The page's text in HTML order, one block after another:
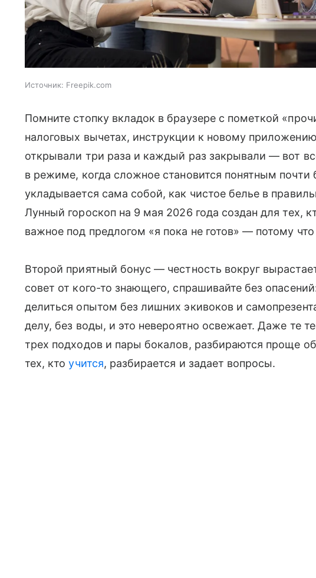
Источник: Freepik.com
Помните стопку вкладок в браузере с пометкой
налоговых вычетах, инструкции к новому
открывали три раза и каждый раз закрывали — вот
в режиме, когда сложное становится понятным почти
укладывается сама собой, как чистое белье в
Лунный гороскоп на 9 мая 2026 года создан для тех,
важное под предлогом «я пока не готов» — потому
Второй приятный бонус — честность вокруг
совет от кого-то знающего, спрашивайте без
делиться опытом без лишних экивоков и
делу, без воды, и это невероятно освежает. Даже те
трех подходов и пары бокалов, разбираются проще
тех, кто учится, разбирается и задает вопросы.